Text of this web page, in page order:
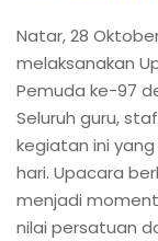
Natar, 28
melaksanakan
Pemuda ke-97
Seluruh guru,
kegiatan ini
hari. Upacara
menjadi
nilai persatuan